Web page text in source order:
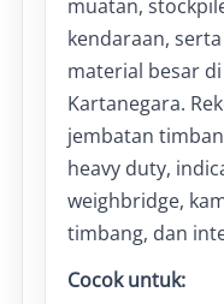
muatan,
kendaraan,
material besar
Kartanegara.
jembatan
heavy duty,
weighbridge,
timbang, dan
Cocok untuk: